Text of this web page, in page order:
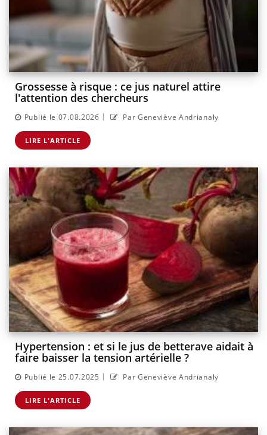
Grossesse à risque : ce jus naturel attire
l'attention des chercheurs
Publié le 07.08.2026 | Par Geneviève Andrianaly
LIRE L'ARTICLE
Hypertension : et si le jus de betterave aidait à
faire baisser la tension artérielle ?
Publié le 25.07.2025 | Par Geneviève Andrianaly
LIRE L'ARTICLE